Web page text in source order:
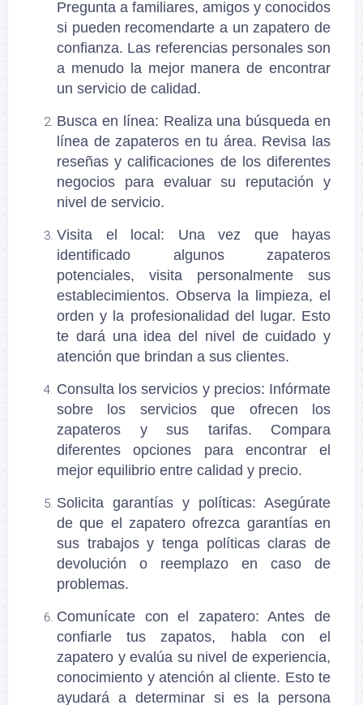
Pregunta a familiares, amigos y conocidos
si pueden recomendarte a un zapatero de
confianza. Las referencias personales son
a menudo la mejor manera de encontrar
un servicio de calidad.
Busca en línea: Realiza una búsqueda en
línea de zapateros en tu área. Revisa las
reseñas y calificaciones de los diferentes
negocios para evaluar su reputación y
nivel de servicio.
Visita el local : Una vez que hayas
identificado algunos zapateros
potenciales, visita personalmente sus
establecimientos. Observa la limpieza, el
orden y la profesionalidad del lugar. Esto
te dará una idea del nivel de cuidado y
atención que brindan a sus clientes.
Consulta los servicios y precios: Infórmate
sobre los servicios que ofrecen los
zapateros y sus tarifas. Compara
diferentes opciones para encontrar el
mejor equilibrio entre calidad y precio.
Solicita garantías y políticas: Asegúrate
de que el zapatero ofrezca garantías en
sus trabajos y tenga políticas claras de
devolución o reemplazo en caso de
problemas.
Comunícate con el zapatero: Antes de
confiarle tus zapatos, habla con el
zapatero y evalúa su nivel de experiencia,
conocimiento y atención al cliente. Esto te
ayudará a determinar si es la persona